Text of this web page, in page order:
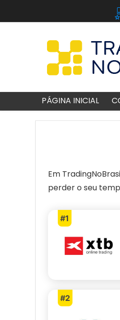
PÁGINA INICIAL
Em
perder o seu
#1
#2